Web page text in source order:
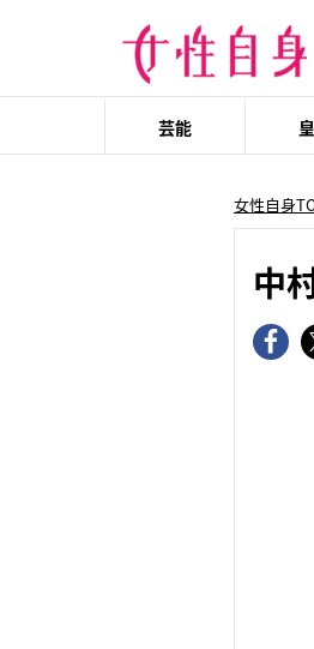
芸能
女性自身
中